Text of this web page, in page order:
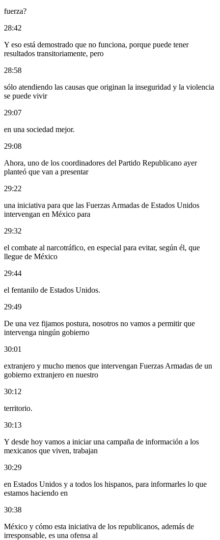
fuerza?
28:42
Y eso está demostrado que no funciona, porque puede tener
resultados transitoriamente, pero
28:58
sólo atendiendo las causas que originan la inseguridad y la violencia
se puede vivir
29:07
en una sociedad mejor.
29:08
Ahora, uno de los coordinadores del Partido Republicano ayer
planteó que van a presentar
29:22
una iniciativa para que las Fuerzas Armadas de Estados Unidos
intervengan en México para
29:32
el combate al narcotráfico, en especial para evitar, según él, que
llegue de México
29:44
el fentanilo de Estados Unidos.
29:49
De una vez fijamos postura, nosotros no vamos a permitir que
intervenga ningún gobierno
30:01
extranjero y mucho menos que intervengan Fuerzas Armadas de un
gobierno extranjero en nuestro
30:12
territorio.
30:13
Y desde hoy vamos a iniciar una campaña de información a los
mexicanos que viven, trabajan
30:29
en Estados Unidos y a todos los hispanos, para informarles lo que
estamos haciendo en
30:38
México y cómo esta iniciativa de los republicanos, además de
irresponsable, es una ofensa al